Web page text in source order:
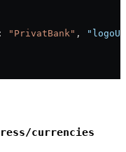
: "PrivatBank" ,
currencies